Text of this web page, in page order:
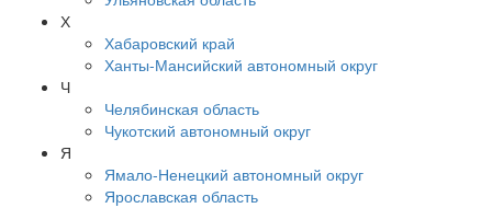
Х
Хабаровский край
Ханты-Мансийский автономный округ
Ч
Челябинская область
Чукотский автономный округ
Я
Ямало-Ненецкий автономный округ
Ярославская область